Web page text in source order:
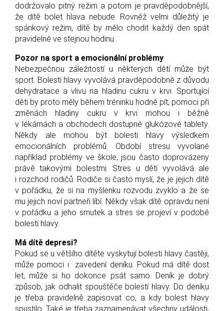
dodržovalo pitný režim a potom je pravděpodobnější,
že dítě bolet hlava nebude. Rovněž velmi důležitý je
spánkový režim, dítě by mělo chodit každý den spát
pravidelně ve stejnou hodinu.
Pozor na sport a emocionální problémy
Nebezpečnou záležitostí u některých dětí může být
sport. Bolesti hlavy vyvolává pravděpodobně z důvodu
dehydratace a vlivu na hladinu cukru v krvi. Sportující
děti by proto měly během tréninku hodně pít, pomoci při
změnách hladiny cukru v krvi mohou i běžně
v lékárnách a obchodech dostupné glukózové tablety.
Někdy ale mohou být bolesti hlavy výsledkem
emocionálních problémů. Období stresu vyvolané
například problémy ve škole, jsou často doprovázeny
právě takovými bolestmi. Stres u dětí vyvolává ale
i rozchod rodičů. Rodiče si často myslí, že je jejich dítě
v pořádku, že si na myšlenku rozvodu zvyklo a že se
mu jejich noví partneři líbí. Někdy však dítě opravdu není
v pořádku a jeho smutek a stres se projeví v podobě
bolestí hlavy.
Má dítě depresi?
Pokud se u většího dítěte vyskytují bolesti hlavy častěji,
může pomoci i zavedení deníku. Pokud má dítě dost
let, může si ho dokonce psát samo. Deník je dobrý
způsob, jak odhalit spouštěče bolestí hlavy. Do deníku
je třeba pravidelně zapisovat co, a kdy bolest hlavy
spustilo. Také je třeba zaznamenávat všechny události,